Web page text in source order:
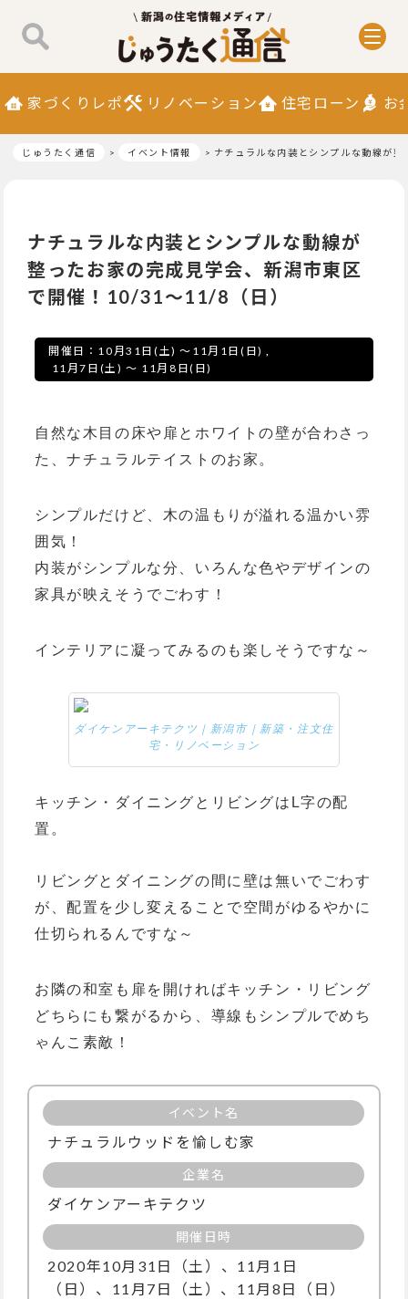
家づくりレポ リノベーション 住宅ローン お
じゅうたく通信 イベント情報 ナチュラルな内装とシンプルな動線が
ナチュラルな内装とシンプルな動線が
整ったお家の完成見学会、新潟市東区
で開催！10/31～11/8（日）
開催日： 10月31日(土) ～ 11月1日(日) ,
11月7日(土) ～ 11月8日(日)
自然な木目の床や扉とホワイトの壁が合わさっ
た、ナチュラルテイストのお家。
シンプルだけど、木の温もりが溢れる温かい雰
囲気！
内装がシンプルな分、いろんな色やデザインの
家具が映えそうでごわす！
インテリアに凝ってみるのも楽しそうですな～
ダイケンアーキテクツ｜新潟市｜新築・注文住
宅・リノベーション
キッチン・ダイニングとリビングはL字の配
置。
リビングとダイニングの間に壁は無いでごわす
が、配置を少し変えることで空間がゆるやかに
仕切られるんですな～
お隣の和室も扉を開ければキッチン・リビング
どちらにも繋がるから、導線もシンプルでめち
ゃんこ素敵！
イベント名
ナチュラルウッドを愉しむ家
企業名
ダイケンアーキテクツ
開催日時
2020年10月31日（土）、11月1日
（日）、11月7日（土）、11月8日（日）